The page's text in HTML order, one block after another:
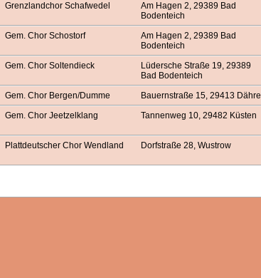
Grenzlandchor Schafwedel
Am Hagen 2, 29389 Bad
Bodenteich
Gem. Chor Schostorf
Am Hagen 2, 29389 Bad
Bodenteich
Gem. Chor Soltendieck
Lüdersche Straße 19, 29389
Bad Bodenteich
Gem. Chor Bergen/Dumme Bauernstraße 15, 29413 Dähre
Gem. Chor Jeetzelklang Tannenweg 10, 29482 Küsten
Plattdeutscher Chor Wendland Dorfstraße 28, Wustrow